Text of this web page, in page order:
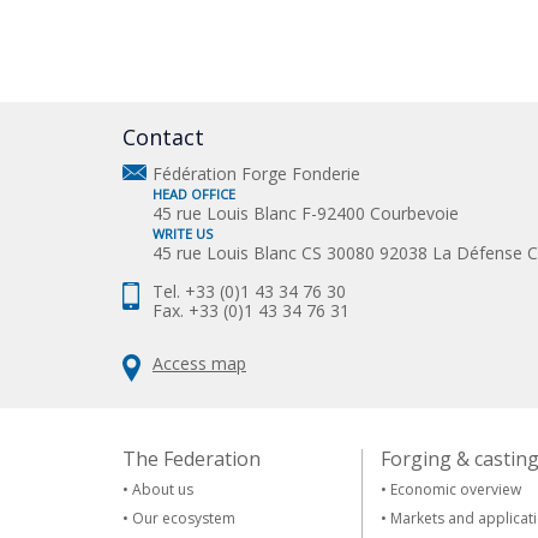
Contact
Fédération Forge Fonderie
HEAD OFFICE
45 rue Louis Blanc F-92400 Courbevoie
WRITE US
45 rue Louis Blanc CS 30080 92038 La Défense
Tel. +33 (0)1 43 34 76 30
Fax. +33 (0)1 43 34 76 31
Access map
The Federation
• About us
• Our ecosystem
Forging & casting
• Economic overview
• Markets and